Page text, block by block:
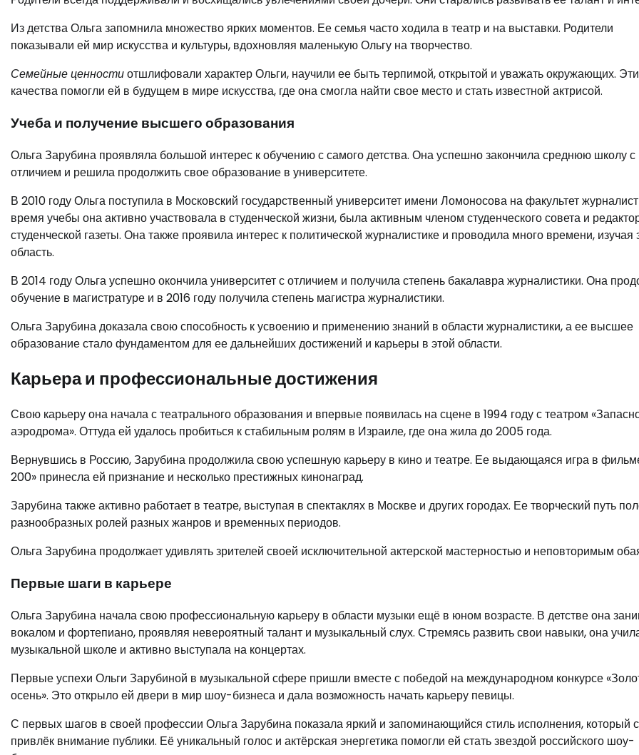
Из детства Ольга запомнила множество ярких моментов. Ее семья часто ходила в театр и на выставки. Родители
показывали ей мир искусства и культуры, вдохновляя маленькую Ольгу на творчество.
Семейные ценностиотшлифовали характер Ольги, научили ее быть терпимой, открытой и уважать окружающих. Эти
качества помогли ей в будущем в мире искусства, где она смогла найти свое место и стать известной актрисой.
Учеба и получение высшего образования
Ольга Зарубина проявляла большой интерес к обучению с самого детства. Она успешно закончила среднюю школу с
отличием и решила продолжить свое образование в университете.
В 2010 году Ольга поступила в Московский государственный университет имени Ломоносова на факультет
время учебы она активно участвовала в студенческой жизни, была активным членом студенческого совета и
студенческой газеты. Она также проявила интерес к политической журналистике и проводила много времени, изучая
область.
В 2014 году Ольга успешно окончила университет с отличием и получила степень бакалавра журналистики. Она
обучение в магистратуре и в 2016 году получила степень магистра журналистики.
Ольга Зарубина доказала свою способность к усвоению и применению знаний в области журналистики, а ее высшее
образование стало фундаментом для ее дальнейших достижений и карьеры в этой области.
Карьера и профессиональные достижения
Свою карьеру она начала с театрального образования и впервые появилась на сцене в 1994 году с театром
аэродрома». Оттуда ей удалось пробиться к стабильным ролям в Израиле, где она жила до 2005 года.
Вернувшись в Россию, Зарубина продолжила свою успешную карьеру в кино и театре. Ее выдающаяся игра в
200» принесла ей признание и несколько престижных кинонаград.
Зарубина также активно работает в театре, выступая в спектаклях в Москве и других городах. Ее творческий путь
разнообразных ролей разных жанров и временных периодов.
Ольга Зарубина продолжает удивлять зрителей своей исключительной актерской мастерностью и неповторимым
Первые шаги в карьере
Ольга Зарубина начала свою профессиональную карьеру в области музыки ещё в юном возрасте. В детстве она
вокалом и фортепиано, проявляя невероятный талант и музыкальный слух. Стремясь развить свои навыки, она
музыкальной школе и активно выступала на концертах.
Первые успехи Ольги Зарубиной в музыкальной сфере пришли вместе с победой на международном конкурсе
осень». Это открыло ей двери в мир шоу-бизнеса и дала возможность начать карьеру певицы.
С первых шагов в своей профессии Ольга Зарубина показала яркий и запоминающийся стиль исполнения, который
привлёк внимание публики. Её уникальный голос и актёрская энергетика помогли ей стать звездой российского шоу-